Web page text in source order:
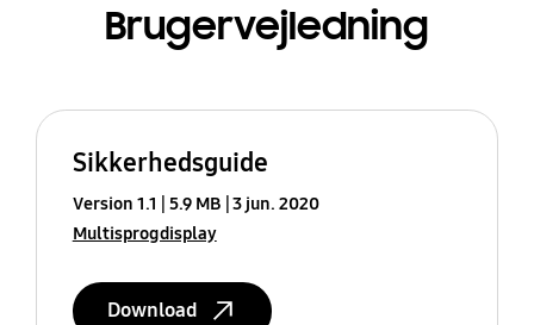
Brugervejledning
Sikkerhedsguide
Version 1.1 5.9 MB 3 jun. 2020
Multisprogdisplay
Download